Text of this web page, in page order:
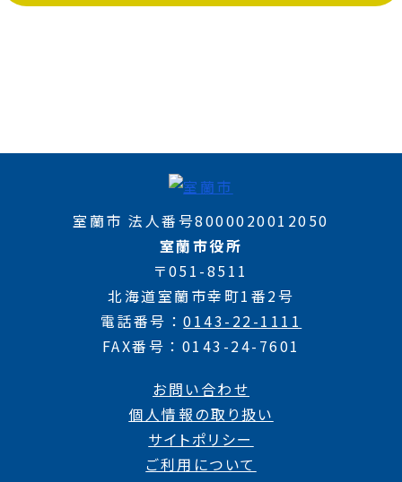
室蘭市 法人番号8000020012050
室蘭市役所
〒051-8511
北海道室蘭市幸町1番2号
電話番号
0143-22-1111
FAX番号
0143-24-7601
お問い合わせ
個人情報の取り扱い
サイトポリシー
ご利用について